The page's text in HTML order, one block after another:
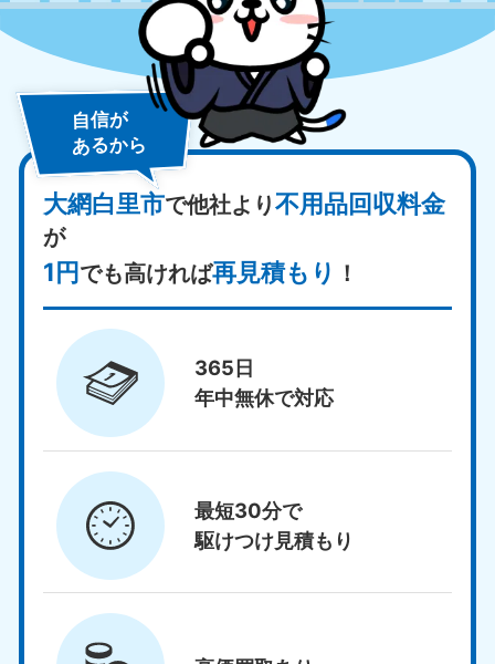
自信が
あるから
大網白里市で他社より不用品回収料金
が
1円でも高ければ再見積もり ！
365日
年中無休で対応
最短30分で
駆けつけ見積もり